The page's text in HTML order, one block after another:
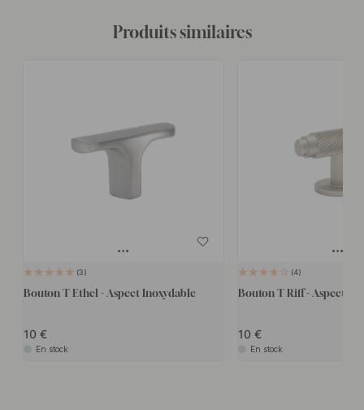
Produits similaires
3
Bouton T Ethel - Aspect Inoxydable
10
En stock
4
Bouton T Riff - Aspect
10
En stock